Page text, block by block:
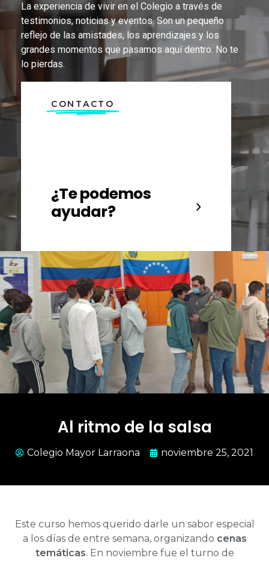
La experiencia de vivir en el Colegio a través de
testimonios, noticias y eventos. Son un pequeño
reflejo de las amistades, los aprendizajes y los
grandes momentos que pasamos aquí dentro. No te
lo pierdas.
CONTACTO
¿Te podemos
ayudar?
Al ritmo de la salsa
Colegio Mayor Larraona noviembre 25, 2021
Este curso hemos querido darle un sabor especial
a los días de entre semana, organizando cenas
temáticas. En noviembre fue el turno de